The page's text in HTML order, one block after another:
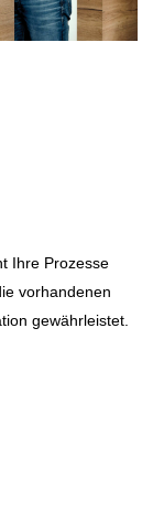
Ihre Prozesse
vorhandenen
gewährleistet.